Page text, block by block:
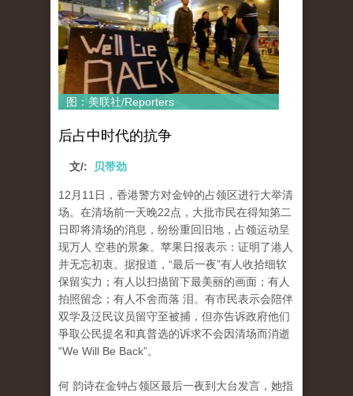
图：美联社/Reporters
后占中时代的抗争
文/: 贝带劲
12月11日，香港警方对金钟的占领区进行大举清
场。在清场前一天晚22点，大批市民在得知第二
日即将清场的消息，纷纷重回旧地，占领运动呈
现万人 空巷的景象。苹果日报表示：证明了港人
并无忘初衷。据报道，“最后一夜”有人收拾细软
保留实力；有人以扫描留下最美丽的画面；有人
拍照留念；有人不舍而落 泪。有市民表示会陪伴
双学及泛民议员留守至被捕，但亦告诉政府他们
爭取公民提名和真普选的诉求不会因清场而消逝
“We Will Be Back”。
何 韵诗在金钟占领区最后一夜到大台发言，她指